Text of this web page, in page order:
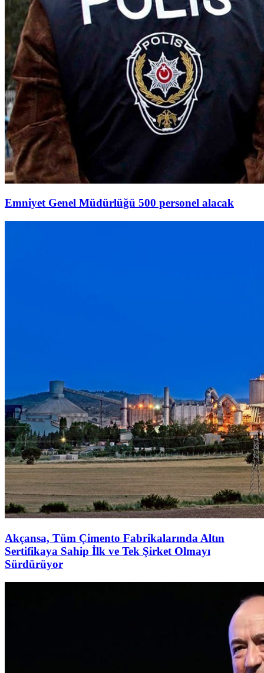
Emniyet Genel Müdürlüğü 500 personel alacak
Akçansa, Tüm Çimento Fabrikalarında Altın
Sertifikaya Sahip İlk ve Tek Şirket Olmayı
Sürdürüyor